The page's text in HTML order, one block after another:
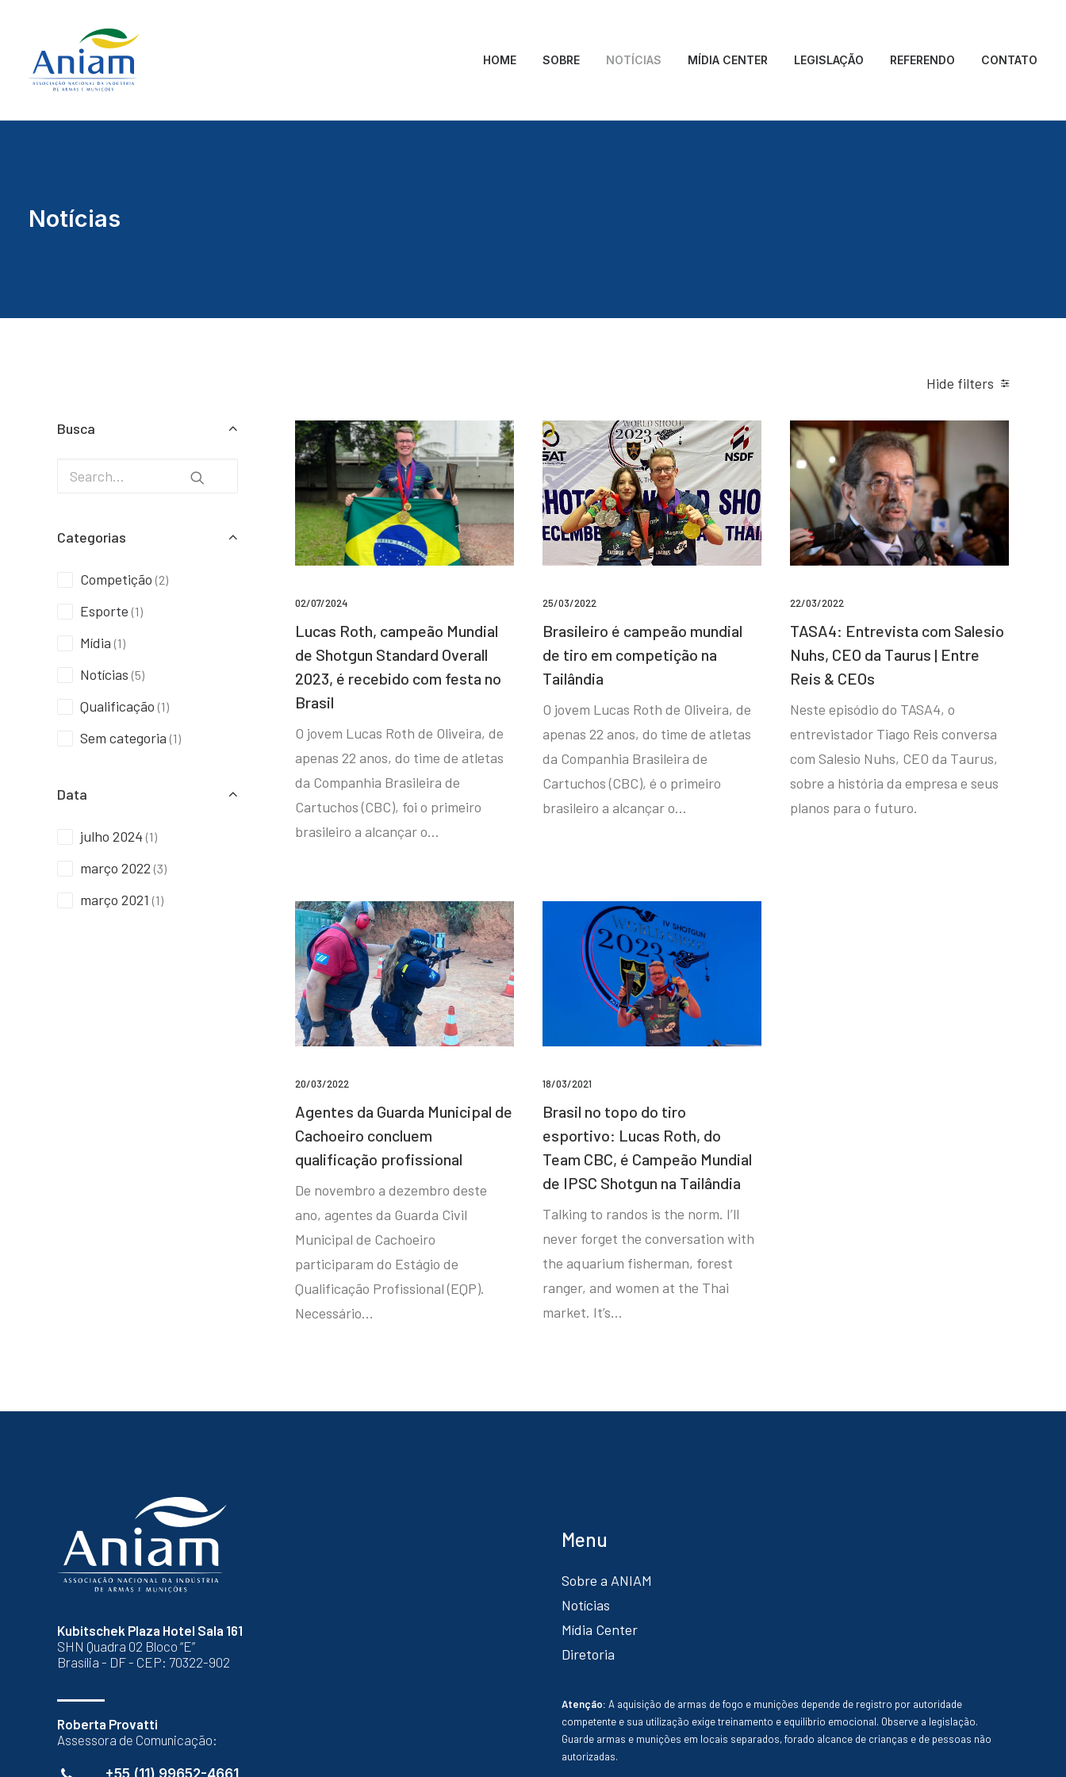
HOME SOBRE NOTÍCIAS MÍDIA CENTER LEGISLAÇÃO REFERENDO CONTATO
Notícias
Hide filters
Busca
Categorias
Competição (2)
Esporte (1)
Mídia (1)
Notícias (5)
Qualificação (1)
Sem categoria (1)
Data
julho 2024 (1)
março 2022 (3)
março 2021 (1)
02/07/2024
Lucas Roth, campeão Mundial
de Shotgun Standard Overall
2023, é recebido com festa no
Brasil
O jovem Lucas Roth de Oliveira, de
apenas 22 anos, do time de atletas
da Companhia Brasileira de
Cartuchos (CBC), foi o primeiro
brasileiro a alcançar o…
25/03/2022
Brasileiro é campeão mundial
de tiro em competição na
Tailândia
O jovem Lucas Roth de Oliveira, de
apenas 22 anos, do time de atletas
da Companhia Brasileira de
Cartuchos (CBC), é o primeiro
brasileiro a alcançar o…
22/03/2022
TASA4: Entrevista com Salesio
Nuhs, CEO da Taurus | Entre
Reis & CEOs
Neste episódio do TASA4, o
entrevistador Tiago Reis conversa
com Salesio Nuhs, CEO da Taurus,
sobre a história da empresa e seus
planos para o futuro.
20/03/2022
Agentes da Guarda Municipal de
Cachoeiro concluem
qualificação profissional
De novembro a dezembro deste
ano, agentes da Guarda Civil
Municipal de Cachoeiro
participaram do Estágio de
Qualificação Profissional (EQP).
Necessário…
18/03/2021
Brasil no topo do tiro
esportivo: Lucas Roth, do
Team CBC, é Campeão Mundial
de IPSC Shotgun na Tailândia
Talking to randos is the norm. I’ll
never forget the conversation with
the aquarium fisherman, forest
ranger, and women at the Thai
market. It’s…
Kubitschek Plaza Hotel Sala 161
SHN Quadra 02 Bloco “E”
Brasília - DF - CEP: 70322-902
Roberta Provatti
Assessora de Comunicação:
+55 (11) 99652-4661
Menu
Sobre a ANIAM
Notícias
Mídia Center
Diretoria
Atenção: A aquisição de armas de fogo e munições depende de registro por autoridade
competente e sua utilização exige treinamento e equilíbrio emocional. Observe a legislação.
Guarde armas e munições em locais separados, forado alcance de crianças e de pessoas não
autorizadas.